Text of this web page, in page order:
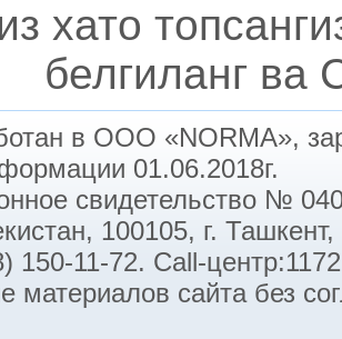
хато
белгиланг ва
в ООО «NORMA»,
01.06.2018г.
свидетельство №
100105, г.
150-11-72. Call-
материалов сайта без